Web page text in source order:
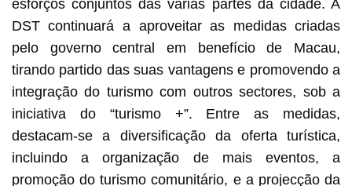
esforços conjuntos das várias partes da cidade. A
DST continuará a aproveitar as medidas criadas
pelo governo central em benefício de Macau,
tirando partido das suas vantagens e promovendo a
integração do turismo com outros sectores, sob a
iniciativa do “turismo +”. Entre as medidas,
destacam-se a diversificação da oferta turística,
incluindo a organização de mais eventos, a
promoção do turismo comunitário, e a projecção da